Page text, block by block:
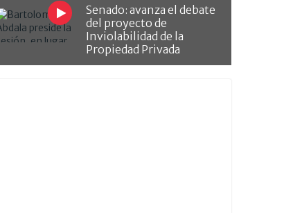
Senado: avanza el debate
del proyecto de
Inviolabilidad de la
Propiedad Privada